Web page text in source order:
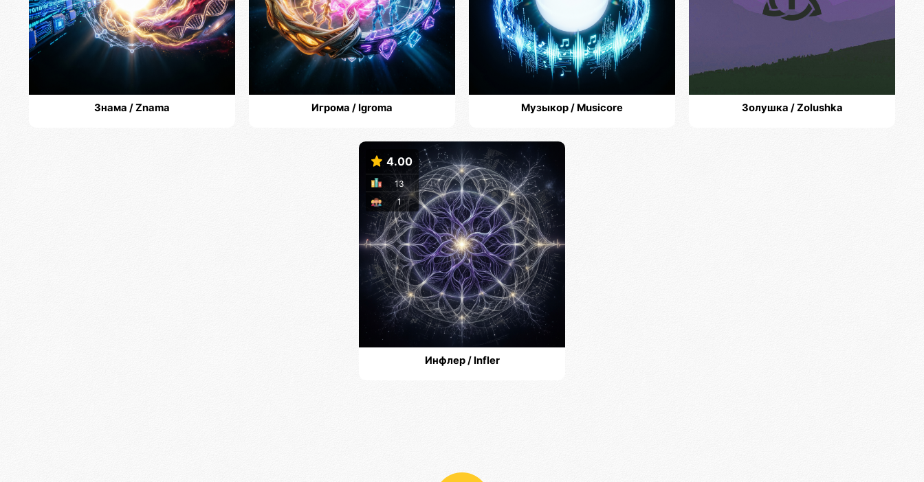
Знама / Znama Игрома / Igroma Музыкор / Musicore Золушка / Zolushka
4.00
1
13
Инфлер / Infler